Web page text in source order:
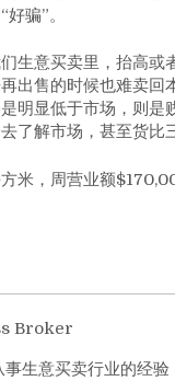
骗”。
生意买卖里，抬高或
出售的时候也难卖回
明显低于市场，则是
解市场，甚至货比
米，周营业额
Broker
生意买卖行业的经